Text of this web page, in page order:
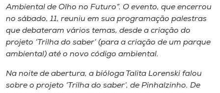
Editora
Rádio
Museu
Ambiental de Olho no Futuro”. O evento, que encerrou
no sábado, 11, reuniu em sua programação palestras
que debateram vários temas, desde a criação do
projeto ‘Trilha do saber’ (para a criação de um parque
ambiental) até o novo código ambiental.
Na noite de abertura, a bióloga Talita Lorenski falou
sobre o projeto ‘Trilha do saber’, de Pinhalzinho. De